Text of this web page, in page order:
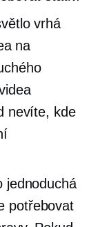
vrhá
na
nevíte, kde
jednoduchá
potřebovat